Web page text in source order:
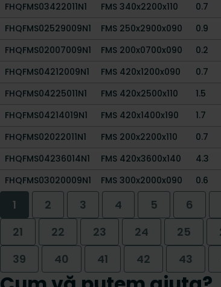
FHQFMS03422011N1
FMS 340x2200x110 0.7
FHQFMS02529009N1
FMS 250x2900x090 0.9
FHQFMS02007009N1
FMS 200x0700x090 0.2
FHQFMS04212009N1
FMS 420x1200x090 0.7
FHQFMS04225011N1
FMS 420x2500x110 1.5
FHQFMS04214019N1
FMS 420x1400x190 1.7
FHQFMS02022011N1
FMS 200x2200x110 0.7
FHQFMS04236014N1
FMS 420x3600x140 4.3
FHQFMS03020009N1
FMS 300x2000x090 0.6
1 2 3 4 5 6
21
22 23 24 25
39
40 41 42 43